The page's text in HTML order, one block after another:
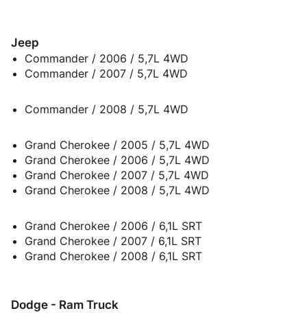
Jeep
Commander / 2006 / 5,7L 4WD
Commander / 2007 / 5,7L 4WD
Commander / 2008 / 5,7L 4WD
Grand Cherokee / 2005 / 5,7L 4WD
Grand Cherokee / 2006 / 5,7L 4WD
Grand Cherokee / 2007 / 5,7L 4WD
Grand Cherokee / 2008 / 5,7L 4WD
Grand Cherokee / 2006 / 6,1L SRT
Grand Cherokee / 2007 / 6,1L SRT
Grand Cherokee / 2008 / 6,1L SRT
Dodge - Ram Truck